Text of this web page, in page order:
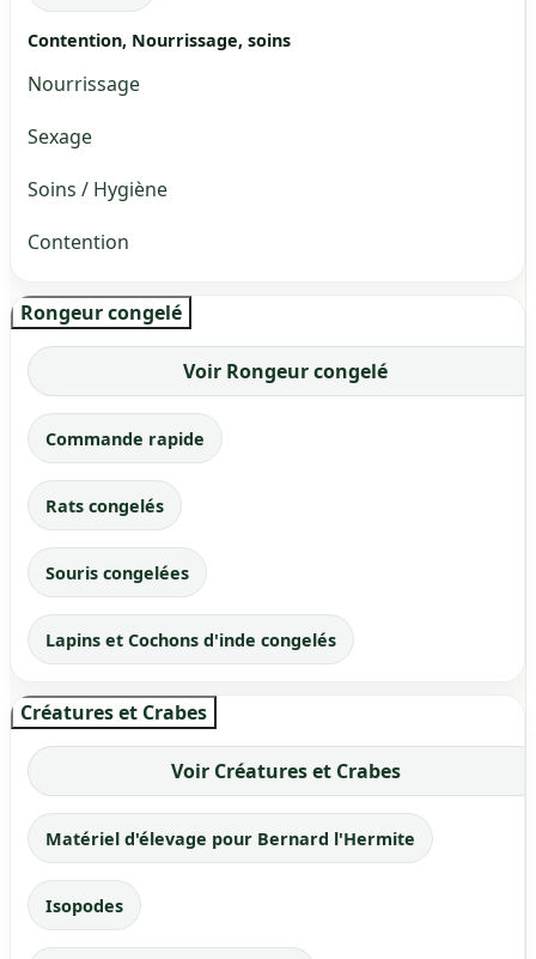
Contention, Nourrissage, soins
Nourrissage
Sexage
Soins / Hygiène
Contention
Rongeur congelé
Voir Rongeur congelé
Commande rapide
Rats congelés
Souris congelées
Lapins et Cochons d'inde congelés
Créatures et Crabes
Voir Créatures et Crabes
Matériel d'élevage pour Bernard l'Hermite
Isopodes